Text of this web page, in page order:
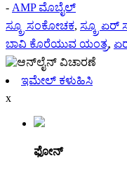
- AMP ಮೊಬೈಲ್
ಸ್ಕ್ರೂ ಸಂಕೋಚಕ, ಸ್ಕ್ರೂ
ಬಾವಿ ಕೊರೆಯುವ ಯಂತ್ರ,
ಇಮೇಲ್ ಕಳುಹಿಸಿ
x
ಫೋನ್